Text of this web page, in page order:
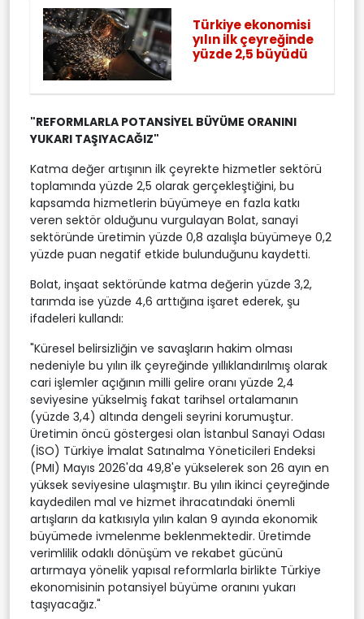
Türkiye ekonomisi
yılın ilk çeyreğinde
yüzde 2,5 büyüdü
"REFORMLARLA POTANSİYEL BÜYÜME ORANINI
YUKARI TAŞIYACAĞIZ"
Katma değer artışının ilk çeyrekte hizmetler sektörü
toplamında yüzde 2,5 olarak gerçekleştiğini, bu
kapsamda hizmetlerin büyümeye en fazla katkı
veren sektör olduğunu vurgulayan Bolat, sanayi
sektöründe üretimin yüzde 0,8 azalışla büyümeye 0,2
yüzde puan negatif etkide bulunduğunu kaydetti.
Bolat, inşaat sektöründe katma değerin yüzde 3,2,
tarımda ise yüzde 4,6 arttığına işaret ederek, şu
ifadeleri kullandı:
"Küresel belirsizliğin ve savaşların hakim olması
nedeniyle bu yılın ilk çeyreğinde yıllıklandırılmış olarak
cari işlemler açığının milli gelire oranı yüzde 2,4
seviyesine yükselmiş fakat tarihsel ortalamanın
(yüzde 3,4) altında dengeli seyrini korumuştur.
Üretimin öncü göstergesi olan İstanbul Sanayi Odası
(İSO) Türkiye İmalat Satınalma Yöneticileri Endeksi
(PMI) Mayıs 2026'da 49,8'e yükselerek son 26 ayın en
yüksek seviyesine ulaşmıştır. Bu yılın ikinci çeyreğinde
kaydedilen mal ve hizmet ihracatındaki önemli
artışların da katkısıyla yılın kalan 9 ayında ekonomik
büyümede ivmelenme beklenmektedir. Üretimde
verimlilik odaklı dönüşüm ve rekabet gücünü
artırmaya yönelik yapısal reformlarla birlikte Türkiye
ekonomisinin potansiyel büyüme oranını yukarı
taşıyacağız."